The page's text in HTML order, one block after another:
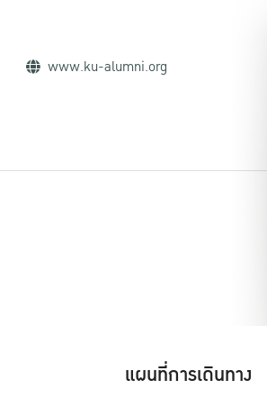
www.ku-alumni.org
แผนที่การเดินทาง